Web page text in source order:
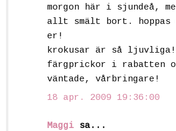
morgon här i sjundeå,
allt smält bort. hoppas
er!
krokusar är så
färgprickor i rabatten
väntade, vårbringare!
18 apr. 2009 19:36:00
Maggi sa...